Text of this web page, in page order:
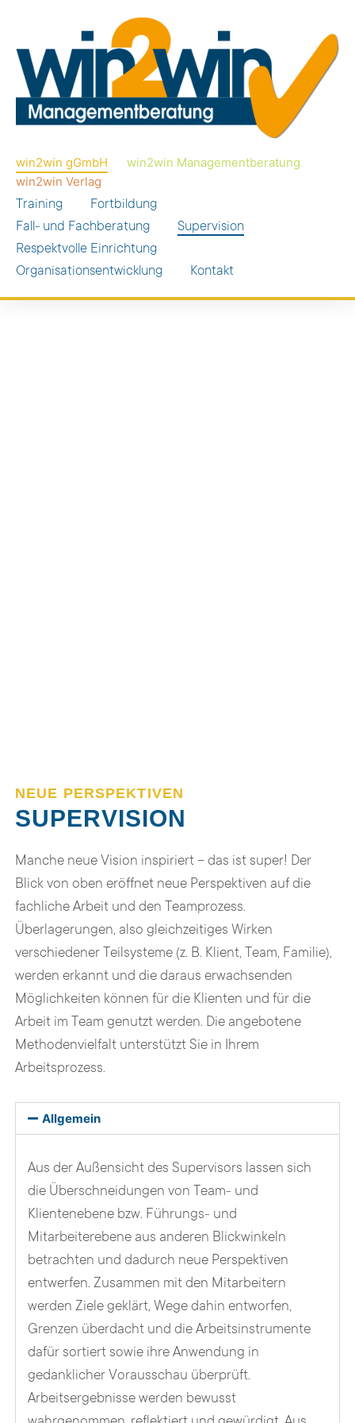
win2win gGmbH
win2win Managementberatung
win2win Verlag
Training
Fortbildung
Fall- und Fachberatung
Supervision
Respektvolle Einrichtung
Organisationsentwicklung
Kontakt
NEUE PERSPEKTIVEN
SUPERVISION
Manche neue Vision inspiriert – das ist super! Der
Blick von oben eröffnet neue Perspektiven auf die
fachliche Arbeit und den Teamprozess.
Überlagerungen, also gleichzeitiges Wirken
verschiedener Teilsysteme (z. B. Klient, Team, Familie),
werden erkannt und die daraus erwachsenden
Möglichkeiten können für die Klienten und für die
Arbeit im Team genutzt werden. Die angebotene
Methodenvielfalt unterstützt Sie in Ihrem
Arbeitsprozess.
Allgemein
Aus der Außensicht des Supervisors lassen sich
die Überschneidungen von Team- und
Klientenebene bzw. Führungs- und
Mitarbeiterebene aus anderen Blickwinkeln
betrachten und dadurch neue Perspektiven
entwerfen. Zusammen mit den Mitarbeitern
werden Ziele geklärt, Wege dahin entworfen,
Grenzen überdacht und die Arbeitsinstrumente
dafür sortiert sowie ihre Anwendung in
gedanklicher Vorausschau überprüft.
Arbeitsergebnisse werden bewusst